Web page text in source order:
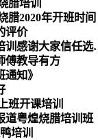
腊培训
腊2020年开班时间
评价
《回顾2019展望
教导有方
知》
班开课培训
道粤煌烧腊培训班
培训